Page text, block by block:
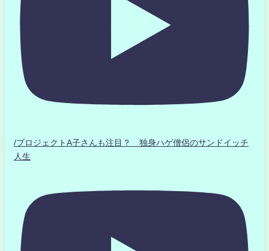
/プロジェクトA子さんも注目？ 独身ハゲ僧侶のサンドイッチ
人生